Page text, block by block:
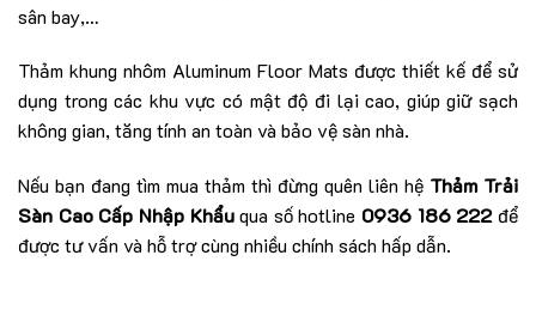
sân bay,…
Thảm khung nhôm Aluminum Floor Mats được thiết kế để sử
dụng trong các khu vực có mật độ đi lại cao, giúp giữ sạch
không gian, tăng tính an toàn và bảo vệ sàn nhà.
Nếu bạn đang tìm mua thảm thì đừng quên liên hệ Thảm Trải
Sàn Cao Cấp Nhập Khẩuqua số hotline 0936 186 222 để
được tư vấn và hỗ trợ cùng nhiều chính sách hấp dẫn.